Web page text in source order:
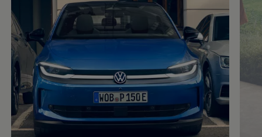
Assistenzsysteme
Digitale Betriebsanleitung
Live Beratung
Magazin
Transport
Familie
Elektromobilität
Volkswagen R
Pannen- und Unfallhilfe
Volkswagen Kundenbetreuung